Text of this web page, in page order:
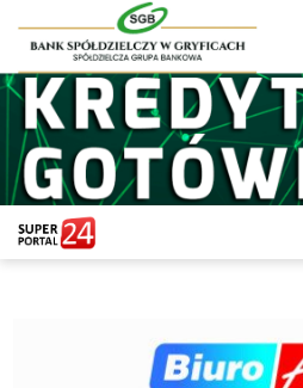
STRONA GŁÓWNA
POWIAT GRYFICKI
WIADOMOŚCI Z LASU
STUDIO SUPERPORTALU